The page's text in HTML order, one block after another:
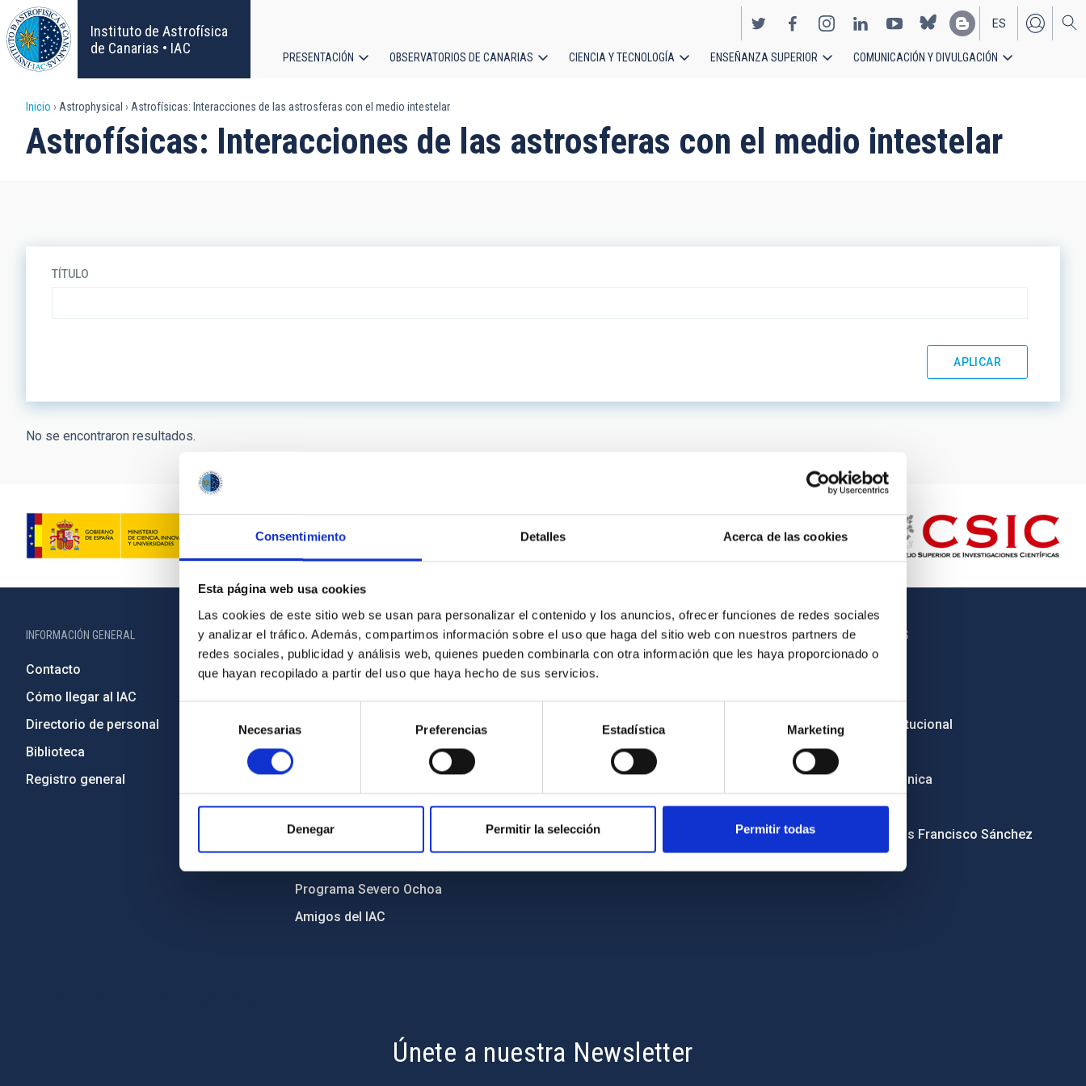
Consentimiento Detalles Acerca de las cookies
Esta página web usa cookies
Las cookies de este sitio web se usan para personalizar el contenido y los anuncios, ofrecer funciones de redes sociales
y analizar el tráfico. Además, compartimos información sobre el uso que haga del sitio web con nuestros partners de
redes sociales, publicidad y análisis web, quienes pueden combinarla con otra información que les haya proporcionado o
que hayan recopilado a partir del uso que haya hecho de sus servicios.
consentimiento
Necesarias Preferencias Estadística Marketing
Denegar Permitir la selección Permitir todas
Pasar
al
contenido
principal
Instituto de Astrofísica
de Canarias • IAC
EN
ES
principal
PRESENTACIÓN OBSERVATORIOS DE CANARIAS CIENCIA Y TECNOLOGÍA ENSEÑANZA SUPERIOR COMUNICACIÓN Y DIVULGACIÓN
Sobrescribir
enlaces
Inicio Astrophysical Astrofísicas: Interacciones de las astrosferas con el medio intestelar
Astrofísicas: Interacciones de las astrosferas con el medio intestelar
TÍTULO
No se encontraron resultados.
INFORMACIÓN GENERAL
Contacto
Cómo llegar al IAC
Directorio de personal
Biblioteca
Registro general
INFORMACIÓN INSTITUCIONAL
Legislación
Transparencia
Código ético y política antifraude
Igualdad y diversidad de género
Medio Ambiente y Sostenibilidad
Proyectos institucionales
Programa Severo Ochoa
Amigos del IAC
PORTAL DEL IAC
Mapa web
Políticas de privacidad
Aviso legal
Política de cookies
Accesibilidad
OTROS ENLACES
Licitaciones
Imagen institucional
RSS
Sede electrónica
Canal ético
Condolencias Francisco Sánchez
Únete a nuestra Newsletter